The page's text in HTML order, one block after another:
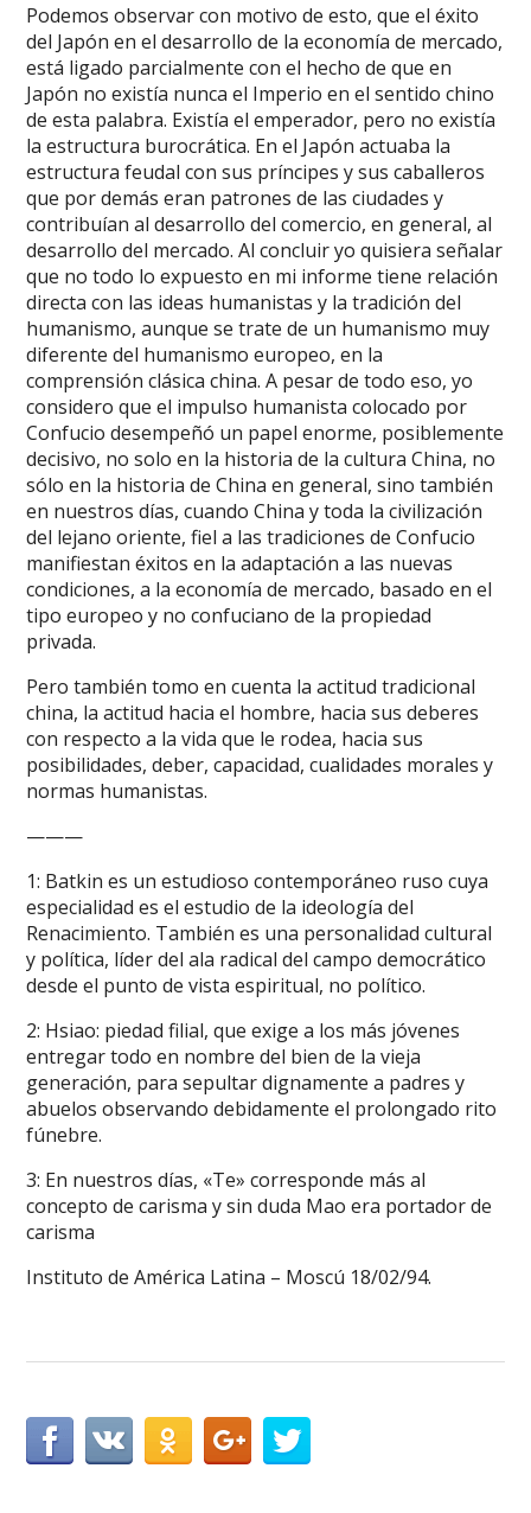
Podemos observar con motivo de esto, que el éxito
del Japón en el desarrollo de la economía de mercado,
está ligado parcialmente con el hecho de que en
Japón no existía nunca el Imperio en el sentido chino
de esta palabra. Existía el emperador, pero no existía
la estructura burocrática. En el Japón actuaba la
estructura feudal con sus príncipes y sus caballeros
que por demás eran patrones de las ciudades y
contribuían al desarrollo del comercio, en general, al
desarrollo del mercado. Al concluir yo quisiera señalar
que no todo lo expuesto en mi informe tiene relación
directa con las ideas humanistas y la tradición del
humanismo, aunque se trate de un humanismo muy
diferente del humanismo europeo, en la
comprensión clásica china. A pesar de todo eso, yo
considero que el impulso humanista colocado por
Confucio desempeñó un papel enorme, posiblemente
decisivo, no solo en la historia de la cultura China, no
sólo en la historia de China en general, sino también
en nuestros días, cuando China y toda la civilización
del lejano oriente, fiel a las tradiciones de Confucio
manifiestan éxitos en la adaptación a las nuevas
condiciones, a la economía de mercado, basado en el
tipo europeo y no confuciano de la propiedad
privada.
Pero también tomo en cuenta la actitud tradicional
china, la actitud hacia el hombre, hacia sus deberes
con respecto a la vida que le rodea, hacia sus
posibilidades, deber, capacidad, cualidades morales y
normas humanistas.
———
1: Batkin es un estudioso contemporáneo ruso cuya
especialidad es el estudio de la ideología del
Renacimiento. También es una personalidad cultural
y política, líder del ala radical del campo democrático
desde el punto de vista espiritual, no político.
2: Hsiao: piedad filial, que exige a los más jóvenes
entregar todo en nombre del bien de la vieja
generación, para sepultar dignamente a padres y
abuelos observando debidamente el prolongado rito
fúnebre.
3: En nuestros días, «Te» corresponde más al
concepto de carisma y sin duda Mao era portador de
carisma
Instituto de América Latina – Moscú 18/02/94.